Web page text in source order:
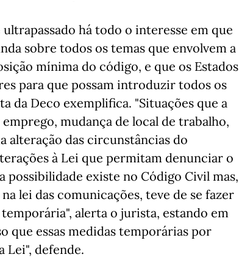
há todo o interesse em que
sobre todos os temas que envolvem a
mínima do código, e que os Estados
para que possam introduzir todos os
da Deco exemplifica. "Situações que a
mudança de local de trabalho,
alteração das circunstâncias do
à Lei que permitam denunciar o
possibilidade existe no Código Civil mas,
lei das comunicações, teve de se fazer
alerta o jurista, estando em
que essas medidas temporárias por
Lei", defende.